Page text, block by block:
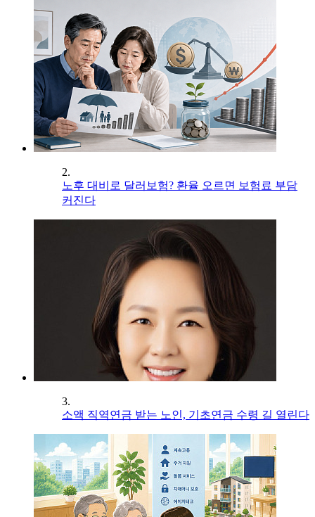
2.
노후 대비로 달러보험? 환율 오르면 보험료 부담
커진다
3.
소액 직역연금 받는 노인, 기초연금 수령 길 열린다